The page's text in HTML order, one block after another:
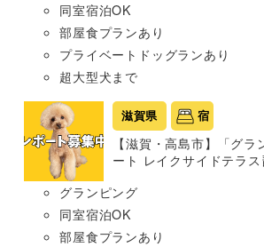
同室宿泊OK
部屋食プランあり
プライベートドッグランあり
超大型犬まで
滋賀県 宿
【滋賀・高島市】「グ
ート レイクサイドテラス
グランピング
同室宿泊OK
部屋食プランあり